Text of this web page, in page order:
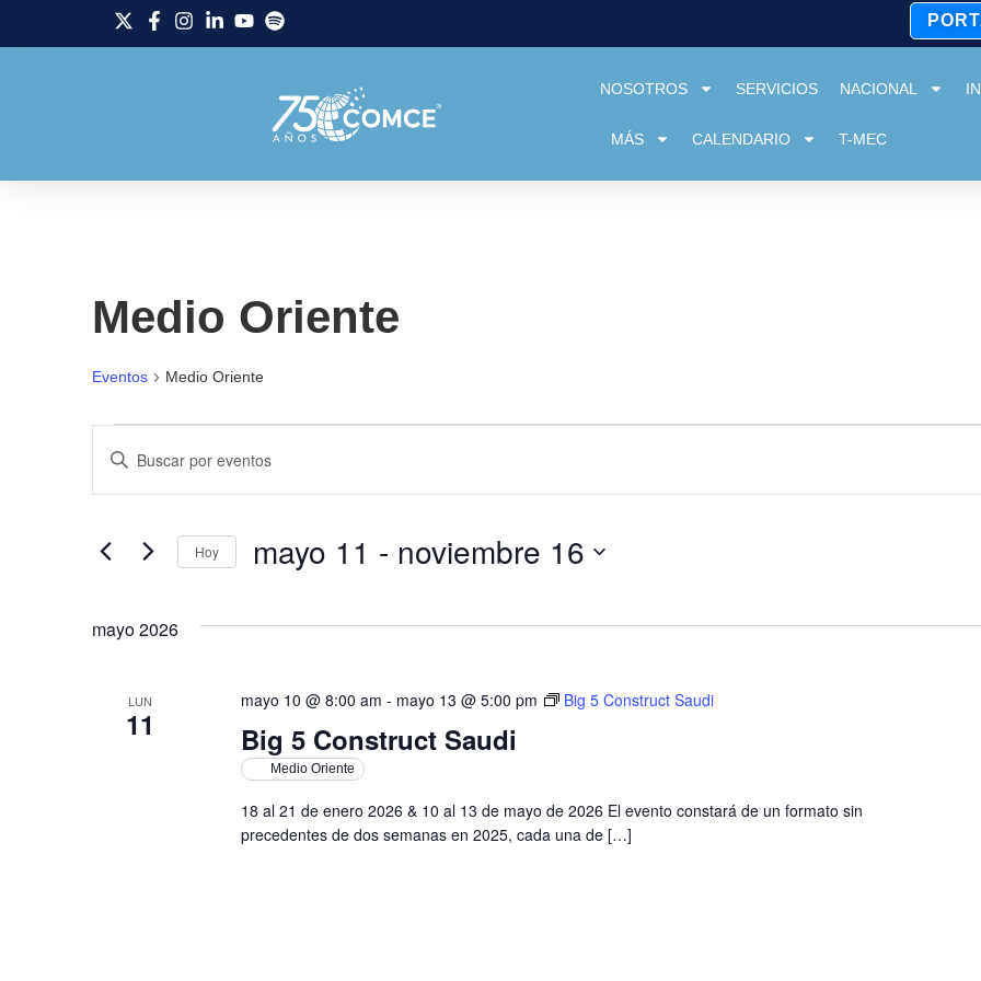
NOSOTROS SERVICIOS NACIONAL
MÁS CALENDARIO T-MEC
Medio Oriente
Eventos Medio Oriente
Navegación
de
búsqueda
y
vistas
de
Eventos
clave.
para
Hoy mayo 11 - noviembre 16
mayo 2026
LUN
11 Big 5 Construct Saudi
mayo 10 @ 8:00 am - mayo 13 @ 5:00 pm Big 5 Construct Saudi
Medio Oriente
18 al 21 de enero 2026 & 10 al 13 de mayo de 2026 El evento constará de un formato sin
precedentes de dos semanas en 2025, cada una de […]